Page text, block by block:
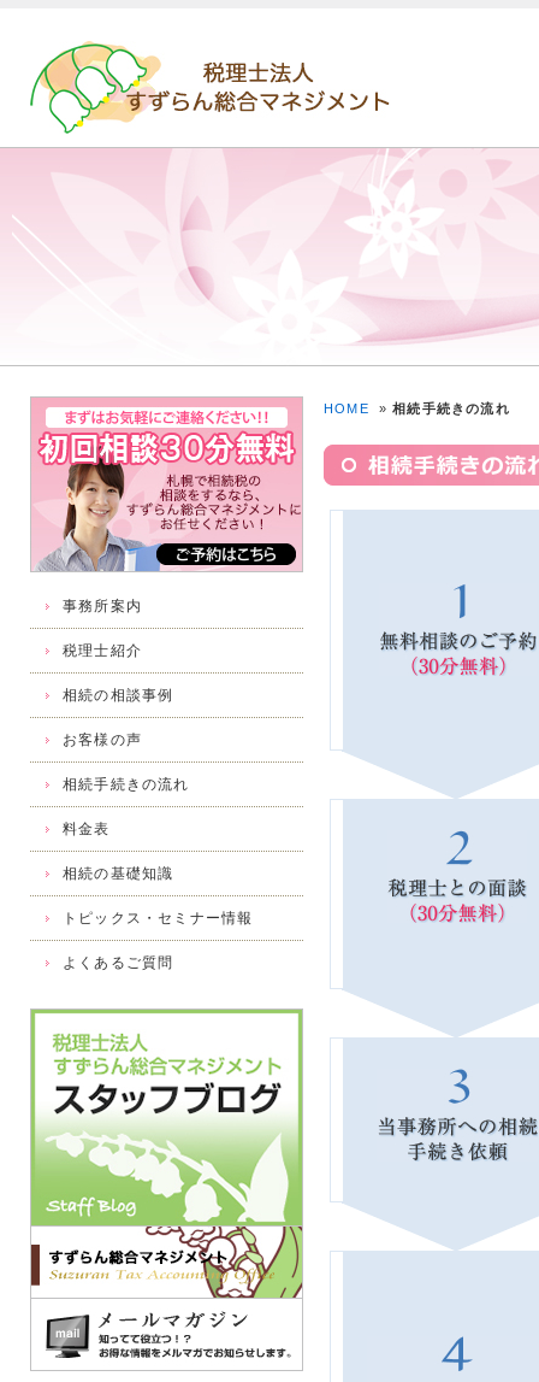
事務所案内
税理士紹介
相続の相談事例
お客様の声
相続手続きの流れ
料金表
相続の基礎知識
トピックス・セミナー情報
よくあるご質問
HOME »相続手続きの流れ